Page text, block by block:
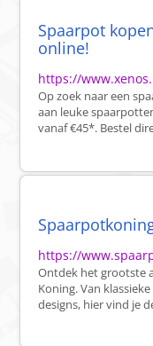
Spaarpot
online!
https://
Op zoek naar een
aan leuke
vanaf €45*. Bestel
https://
Ontdek het grootste
Koning. Van
designs, hier vind je